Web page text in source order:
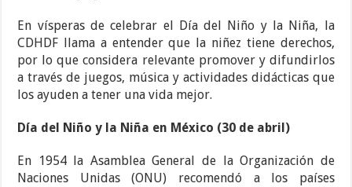
En vísperas de celebrar el Día del Niño y la Niña, la
CDHDF llama a entender que la niñez tiene derechos,
por lo que considera relevante promover y difundirlos
a través de juegos, música y actividades didácticas que
los ayuden a tener una vida mejor.
Día del Niño y la Niña en México (30 de abril)
En 1954 la Asamblea General de la Organización de
Naciones Unidas (ONU) recomendó a los países